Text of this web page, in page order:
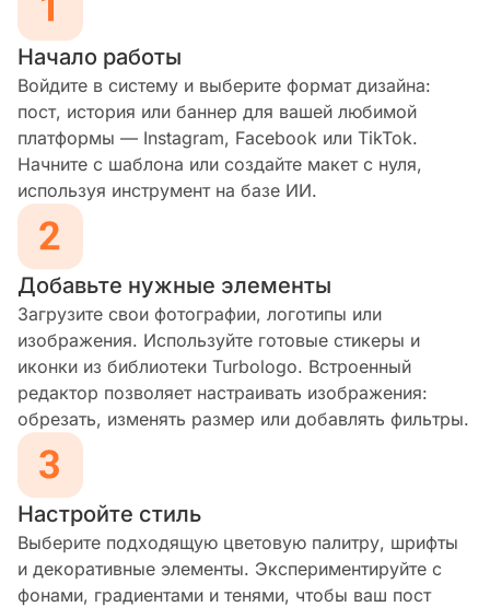
Начало работы
Войдите в систему и выберите формат дизайна:
пост, история или баннер для вашей любимой
платформы — Instagram, Facebook или TikTok.
Начните с шаблона или создайте макет с нуля,
используя инструмент на базе ИИ.
Добавьте нужные элементы
Загрузите свои фотографии, логотипы или
изображения. Используйте готовые стикеры и
иконки из библиотеки Turbologo. Встроенный
редактор позволяет настраивать изображения:
обрезать, изменять размер или добавлять фильтры.
Настройте стиль
Выберите подходящую цветовую палитру, шрифты
и декоративные элементы. Экспериментируйте с
фонами, градиентами и тенями, чтобы ваш пост